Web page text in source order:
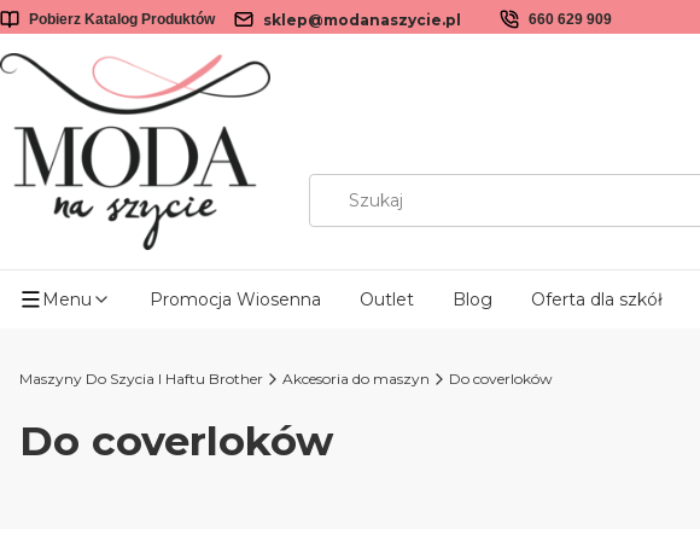
Pobierz Katalog Produktów sklep@modanaszycie.pl 660 629 909
Menu Promocja Wiosenna Outlet Blog Oferta dla szkół
Maszyny Do Szycia I Haftu Brother Akcesoria do maszyn Do coverloków
Do coverloków